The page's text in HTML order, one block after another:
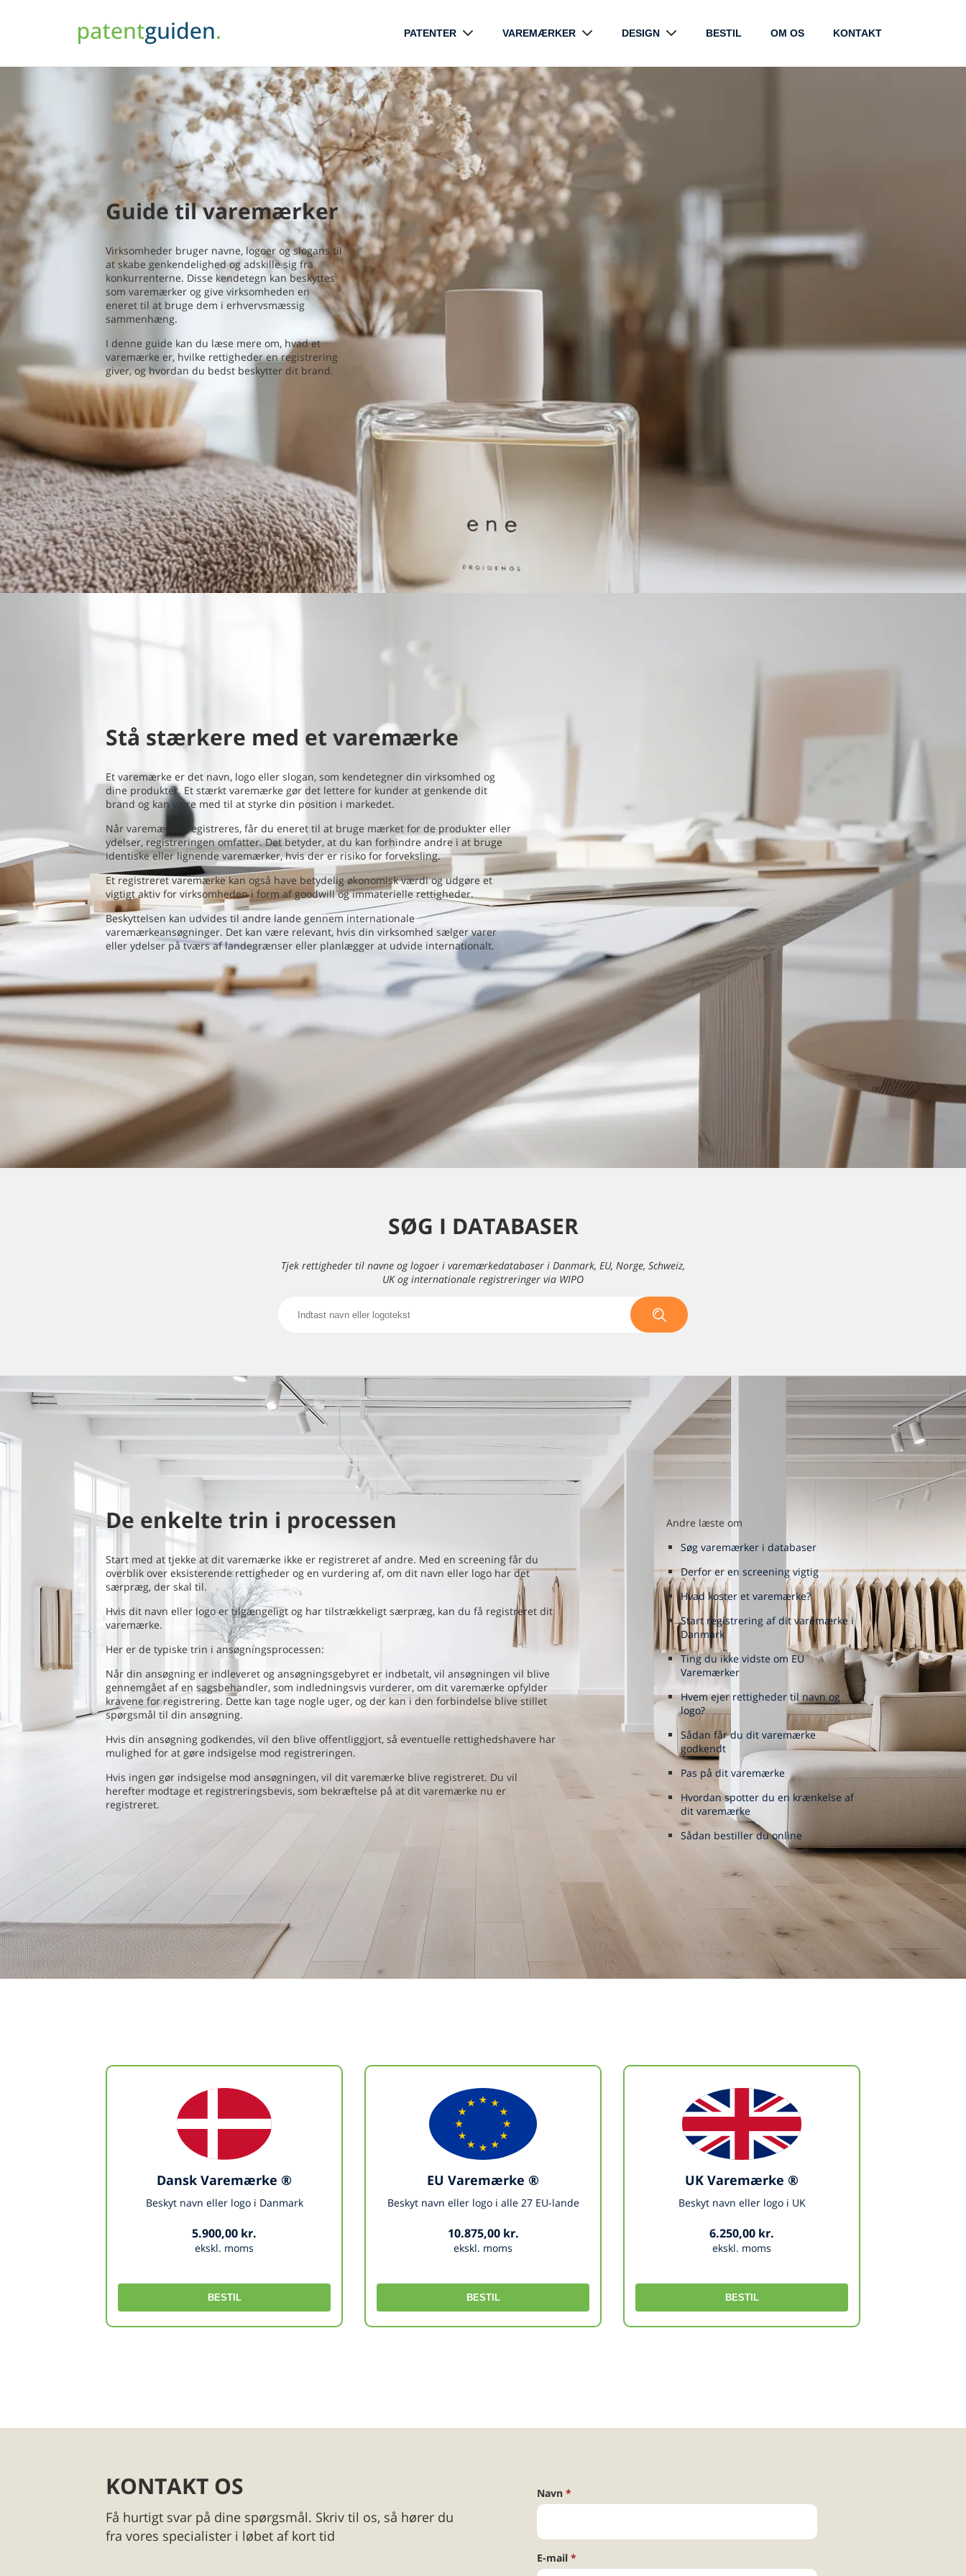
PATENTER VAREMÆRKER DESIGN BESTIL OM OS KONTAKT
Guide til varemærker
Virksomheder bruger navne, logoer og slogans til
at skabe genkendelighed og adskille sig fra
konkurrenterne. Disse kendetegn kan beskyttes
som varemærker og give virksomheden en
eneret til at bruge dem i erhvervsmæssig
sammenhæng.
I denne guide kan du læse mere om, hvad et
varemærke er, hvilke rettigheder en registrering
giver, og hvordan du bedst beskytter dit brand.
Stå stærkere med et varemærke
Et varemærke er det navn, logo eller slogan, som kendetegner din virksomhed og
dine produkter. Et stærkt varemærke gør det lettere for kunder at genkende dit
brand og kan være med til at styrke din position i markedet.
Når varemærket registreres, får du eneret til at bruge mærket for de produkter eller
ydelser, registreringen omfatter. Det betyder, at du kan forhindre andre i at bruge
identiske eller lignende varemærker, hvis der er risiko for forveksling.
Et registreret varemærke kan også have betydelig økonomisk værdi og udgøre et
vigtigt aktiv for virksomheden i form af goodwill og immaterielle rettigheder.
Beskyttelsen kan udvides til andre lande gennem internationale
varemærkeansøgninger. Det kan være relevant, hvis din virksomhed sælger varer
eller ydelser på tværs af landegrænser eller planlægger at udvide internationalt.
SØG I DATABASER
Tjek rettigheder til navne og logoer i varemærkedatabaser i Danmark, EU, Norge, Schweiz,
UK og internationale registreringer via WIPO
De enkelte trin i processen
Start med at tjekke at dit varemærke ikke er registreret af andre. Med en screening får du
overblik over eksisterende rettigheder og en vurdering af, om dit navn eller logo har det
særpræg, der skal til.
Hvis dit navn eller logo er tilgængeligt og har tilstrækkeligt særpræg, kan du få registreret dit
varemærke.
Her er de typiske trin i ansøgningsprocessen:
Når din ansøgning er indleveret og ansøgningsgebyret er indbetalt, vil ansøgningen vil blive
gennemgået af en sagsbehandler, som indledningsvis vurderer, om dit varemærke opfylder
kravene for registrering. Dette kan tage nogle uger, og der kan i den forbindelse blive stillet
spørgsmål til din ansøgning.
Hvis din ansøgning godkendes, vil den blive offentliggjort, så eventuelle rettighedshavere har
mulighed for at gøre indsigelse mod registreringen.
Hvis ingen gør indsigelse mod ansøgningen, vil dit varemærke blive registreret. Du vil
herefter modtage et registreringsbevis, som bekræftelse på at dit varemærke nu er
registreret.
Andre læste om
Søg varemærker i databaser
Derfor er en screening vigtig
Hvad koster et varemærke?
Start registrering af dit varemærke i
Danmark
Ting du ikke vidste om EU
Varemærker
Hvem ejer rettigheder til navn og
logo?
Sådan får du dit varemærke
godkendt
Pas på dit varemærke
Hvordan spotter du en krænkelse af
dit varemærke
Sådan bestiller du online
Dansk Varemærke ®
Beskyt navn eller logo i Danmark
5.900,00 kr.
ekskl. moms
BESTIL
EU Varemærke ®
Beskyt navn eller logo i alle 27 EU-lande
10.875,00 kr.
ekskl. moms
BESTIL
UK Varemærke ®
Beskyt navn eller logo i UK
6.250,00 kr.
ekskl. moms
BESTIL
KONTAKT OS
Få hurtigt svar på dine spørgsmål. Skriv til os, så hører du
fra vores specialister i løbet af kort tid
Navn
E-mail